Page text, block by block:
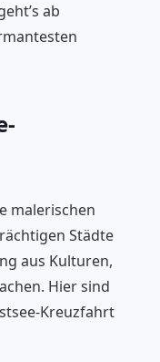
ab
malerischen
Städte
aus Kulturen,
Hier sind
Kreuzfahrt